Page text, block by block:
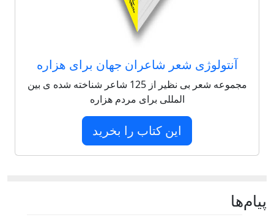
آنتولوژی شعر شاعران جهان برای هزاره
مجموعه شعر بی نظیر از 125 شاعر شناخته شده ی بین
المللی برای مردم هزاره
این کتاب را بخرید
پيام‌ها